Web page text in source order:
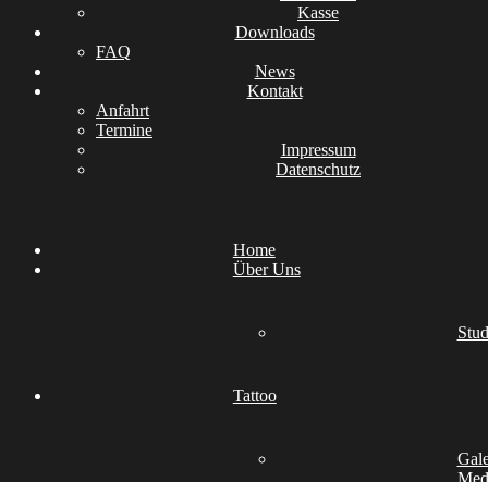
Kasse
Downloads
FAQ
News
Kontakt
Anfahrt
Termine
Impressum
Datenschutz
Home
Über Uns
Tattoo